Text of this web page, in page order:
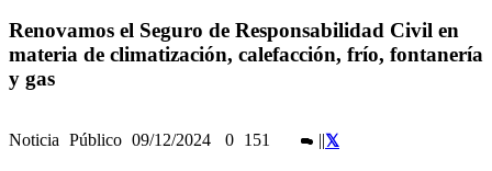
Renovamos el Seguro de Responsabilidad Civil en
materia de climatización, calefacción, frío, fontanería
y gas
Noticia Público 09/12/2024 0 151